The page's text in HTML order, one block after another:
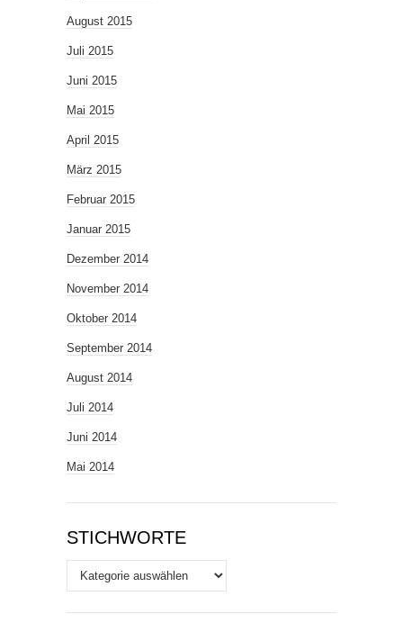
August 2015
Juli 2015
Juni 2015
Mai 2015
April 2015
März 2015
Februar 2015
Januar 2015
Dezember 2014
November 2014
Oktober 2014
September 2014
August 2014
Juli 2014
Juni 2014
Mai 2014
STICHWORTE
Stichworte